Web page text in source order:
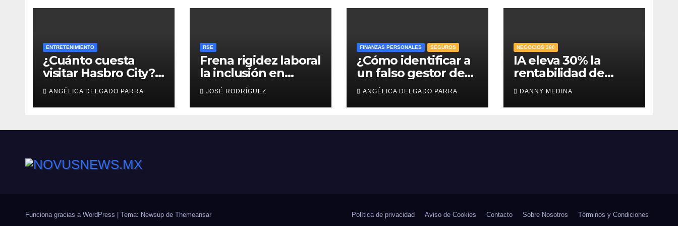
ENTRETENIMIENTO
¿Cuánto cuesta
visitar Hasbro City?
Precios, atracciones
y actividades de
Summer Fest
ANGÉLICA DELGADO PARRA
RSE
Frena rigidez laboral
la inclusión en
empresas: efr
JOSÉ RODRÍGUEZ
FINANZAS PERSONALES SEGUROS
¿Cómo identificar a
un falso gestor de
Afore y proteger el
ahorro para el
retiro?
ANGÉLICA DELGADO PARRA
NEGOCIOS 360
IA eleva 30% la
rentabilidad de
agencias de
publicidad y pone
en jaque el cobro
DANNY MEDINA
Funciona gracias a WordPress Tema: Newsup de Themeansar Política de privacidad Aviso de Cookies Contacto Sobre Nosotros Términos y Condiciones